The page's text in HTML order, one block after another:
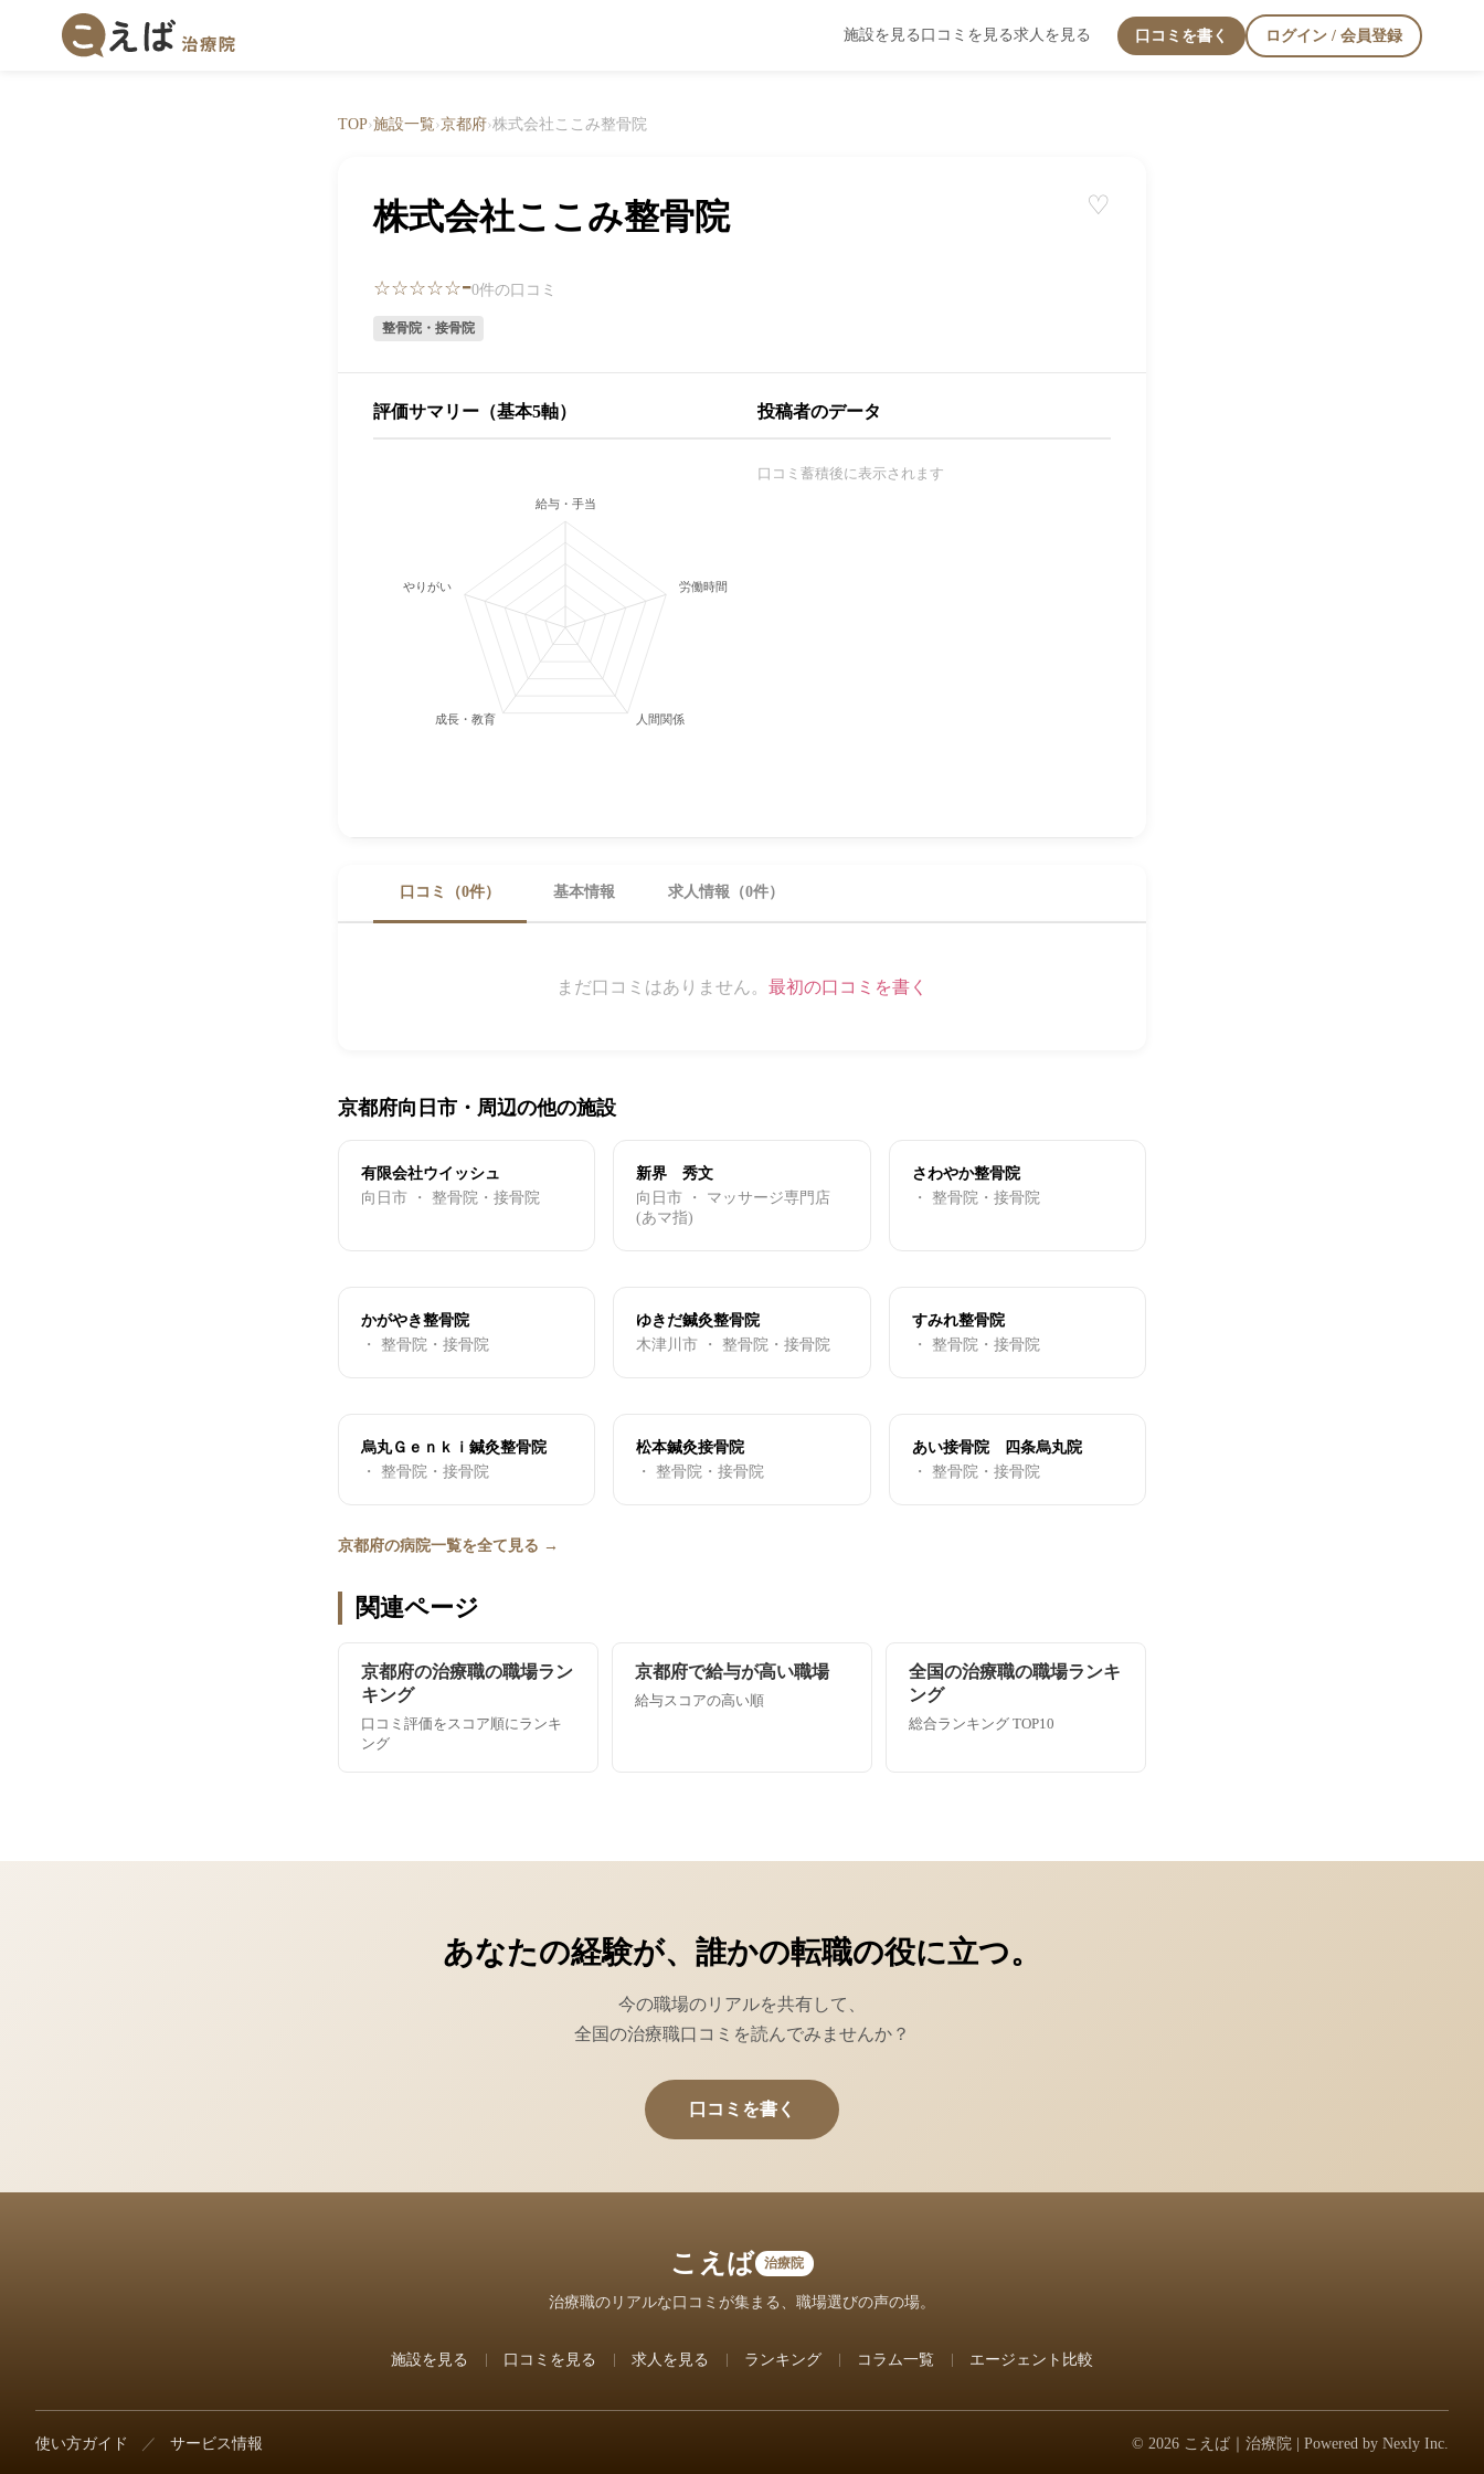
施設を見る 口コミを見る求人を見る 口コミを書く ログイン / 会員登録
TOP›施設一覧›京都府›株式会社ここみ整骨院
株式会社ここみ整骨院 ♡
☆☆☆☆☆-0件の口コミ
整骨院・接骨院
評価サマリー（基本5軸）
給与・手当
労働時間・休日
人間関係
成長・教育
やりがい
投稿者のデータ
口コミ蓄積後に表示されます
口コミ（0件） 基本情報 求人情報（0件）
まだ口コミはありません。 最初の口コミを書く
京都府向日市・周辺の他の施設
有限会社ウイッシュ
向日市 ・ 整骨院・接骨院
新界 秀文
向日市 ・ マッサージ専門店
(あマ指)
さわやか整骨院
・ 整骨院・接骨院
かがやき整骨院
・ 整骨院・接骨院
ゆきだ鍼灸整骨院
木津川市 ・ 整骨院・接骨院
すみれ整骨院
・ 整骨院・接骨院
烏丸Ｇｅｎｋｉ鍼灸整骨院
・ 整骨院・接骨院
松本鍼灸接骨院
・ 整骨院・接骨院
あい接骨院 四条烏丸院
・ 整骨院・接骨院
京都府の病院一覧を全て見る →
関連ページ
京都府の治療職の職場ラン
キング
口コミ評価をスコア順にランキ
ング
京都府で給与が高い職場
給与スコアの高い順
全国の治療職の職場ランキ
ング
総合ランキング TOP10
あなたの経験が、誰かの転職の役に立つ。
今の職場のリアルを共有して、
全国の治療職口コミを読んでみませんか？
口コミを書く
こえば 治療院
治療職のリアルな口コミが集まる、職場選びの声の場。
施設を見る 口コミを見る 求人を見る ランキング コラム一覧 エージェント比較
使い方ガイド ／ サービス情報 © 2026 こえば｜治療院 | Powered by Nexly Inc.